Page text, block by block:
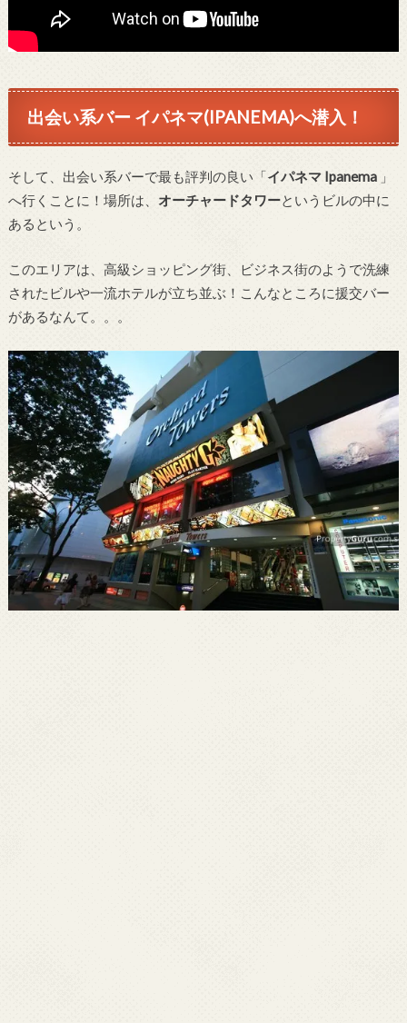
出会い系バー イパネマ(IPANEMA)へ潜入！
そして、出会い系バーで最も評判の良い「イパネマ Ipanema 」
へ行くことに！場所は、 オーチャードタワーというビルの中に
あるという。
このエリアは、高級ショッピング街、ビジネス街のようで洗練
されたビルや一流ホテルが立ち並ぶ！こんなところに援交バー
があるなんて。。。